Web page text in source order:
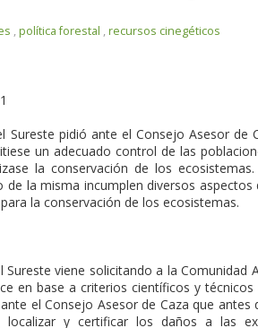
, política forestal , recursos cinegéticos
Sureste pidió ante el Consejo Asesor de
un adecuado control de las
la conservación de los
la misma incumplen diversos
la conservación de los ecosistemas.
Sureste viene solicitando a la
en base a criterios científicos y
el Consejo Asesor de Caza que antes
localizar y certificar los daños a las